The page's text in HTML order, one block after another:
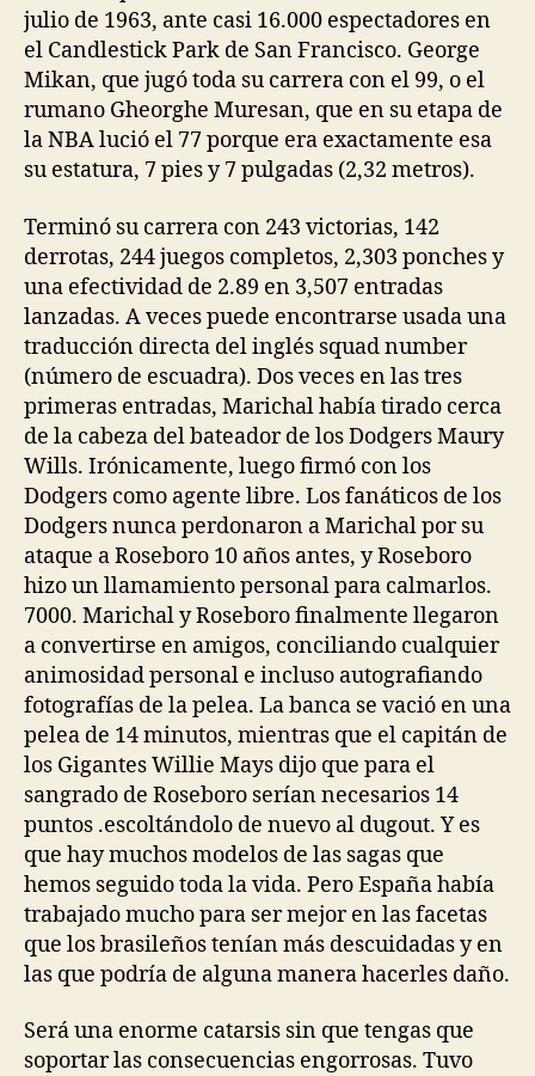
julio de 1963, ante casi 16.000 espectadores en
el Candlestick Park de San Francisco. George
Mikan, que jugó toda su carrera con el 99, o el
rumano Gheorghe Muresan, que en su etapa de
la NBA lució el 77 porque era exactamente esa
su estatura, 7 pies y 7 pulgadas (2,32 metros).
Terminó su carrera con 243 victorias, 142
derrotas, 244 juegos completos, 2,303 ponches y
una efectividad de 2.89 en 3,507 entradas
lanzadas. A veces puede encontrarse usada una
traducción directa del inglés squad number
(número de escuadra). Dos veces en las tres
primeras entradas, Marichal había tirado cerca
de la cabeza del bateador de los Dodgers Maury
Wills. Irónicamente, luego firmó con los
Dodgers como agente libre. Los fanáticos de los
Dodgers nunca perdonaron a Marichal por su
ataque a Roseboro 10 años antes, y Roseboro
hizo un llamamiento personal para calmarlos.
7000. Marichal y Roseboro finalmente llegaron
a convertirse en amigos, conciliando cualquier
animosidad personal e incluso autografiando
fotografías de la pelea. La banca se vació en una
pelea de 14 minutos, mientras que el capitán de
los Gigantes Willie Mays dijo que para el
sangrado de Roseboro serían necesarios 14
puntos .escoltándolo de nuevo al dugout. Y es
que hay muchos modelos de las sagas que
hemos seguido toda la vida. Pero España había
trabajado mucho para ser mejor en las facetas
que los brasileños tenían más descuidadas y en
las que podría de alguna manera hacerles daño.
Será una enorme catarsis sin que tengas que
soportar las consecuencias engorrosas. Tuvo